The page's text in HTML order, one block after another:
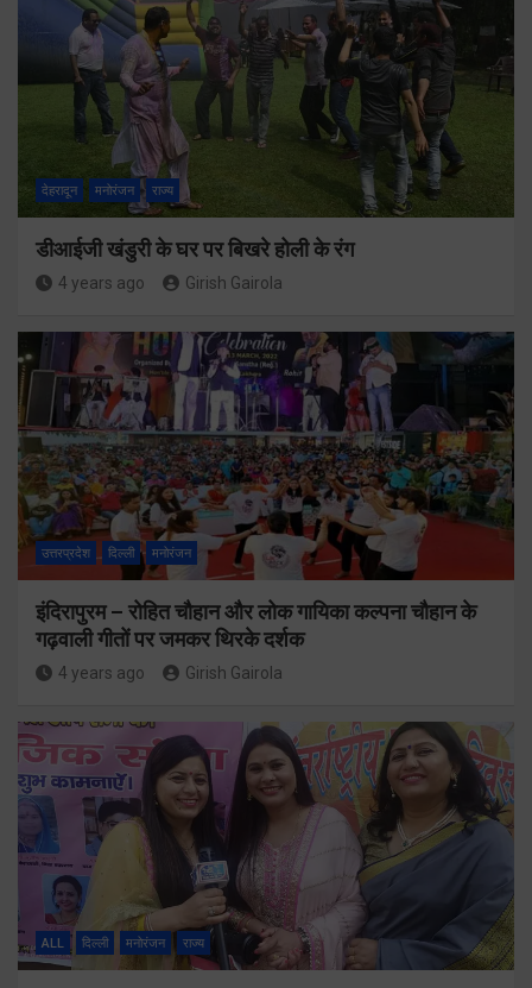
देहरादून मनोरंजन राज्य
डीआईजी खंडुरी के घर पर बिखरे होली के रंग
4 years ago Girish Gairola
उत्तरप्रदेश दिल्ली मनोरंजन
इंदिरापुरम – रोहित चौहान और लोक गायिका कल्पना चौहान के
गढ़वाली गीतों पर जमकर थिरके दर्शक
4 years ago Girish Gairola
ALL दिल्ली मनोरंजन राज्य